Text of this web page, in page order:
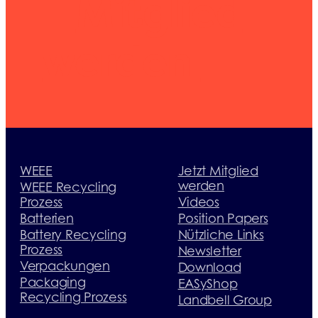
WEEE
WEEE Recycling
Prozess
Batterien
Battery Recycling
Prozess
Verpackungen
Packaging
Recycling Prozess
Jetzt Mitglied
werden
Videos
Position Papers
Nützliche Links
Newsletter
Download
EASyShop
Landbell Group